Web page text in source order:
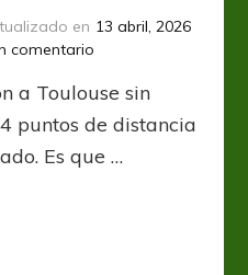
en 13 abril, 2026
comentarioen
ventaja
para
PSG
a Toulouse sin
puntos de distancia
Es que …